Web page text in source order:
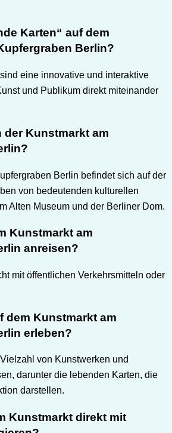
Karten“ auf dem
Berlin?
eine innovative und interaktive
und Publikum direkt miteinander
der Kunstmarkt am
Berlin befindet sich auf der
von bedeutenden kulturellen
Alten Museum und der Berliner Dom.
Kunstmarkt am
anreisen?
mit öffentlichen Verkehrsmitteln oder
dem Kunstmarkt am
erleben?
von Kunstwerken und
darunter die lebenden Karten, die
darstellen.
Kunstmarkt direkt mit